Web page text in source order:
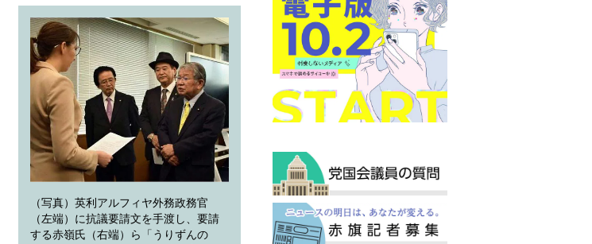
（写真）英利アルフィヤ外務政務官
（左端）に抗議要請文を手渡し、要請
する赤嶺氏（右端）ら「うりずんの